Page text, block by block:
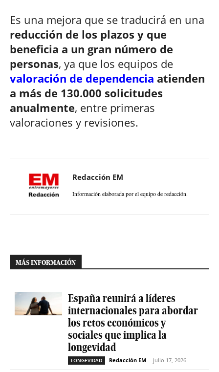
Es una mejora que se traducirá en una
reducción de los plazos y que
beneficia a un gran número de
personas, ya que los equipos de
valoración de dependencia atienden
a más de 130.000 solicitudes
anualmente, entre primeras
valoraciones y revisiones.
Redacción EM
Información elaborada por el equipo de redacción.
MÁS INFORMACIÓN
España reunirá a líderes
internacionales para abordar
los retos económicos y
sociales que implica la
longevidad
LONGEVIDAD Redacción EM - julio 17, 2026